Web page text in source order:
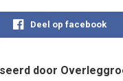
Deel op facebook
door